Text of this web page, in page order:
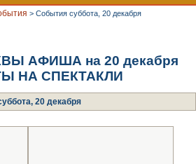
> События суббота, 20 декабря
АФИША на 20 декабря
НА СПЕКТАКЛИ
20 декабря